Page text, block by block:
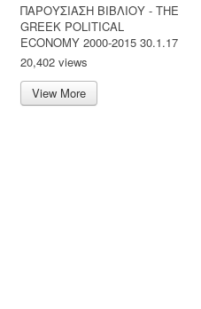
ΠΑΡΟΥΣΙΑΣΗ ΒΙΒΛΙΟΥ - ΤΗΕ
GREEK POLITICAL
ECONOMY 2000-2015 30.1.17
20,402 views
View More